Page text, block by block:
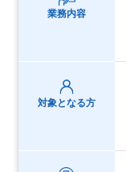
業務内容
対象となる方